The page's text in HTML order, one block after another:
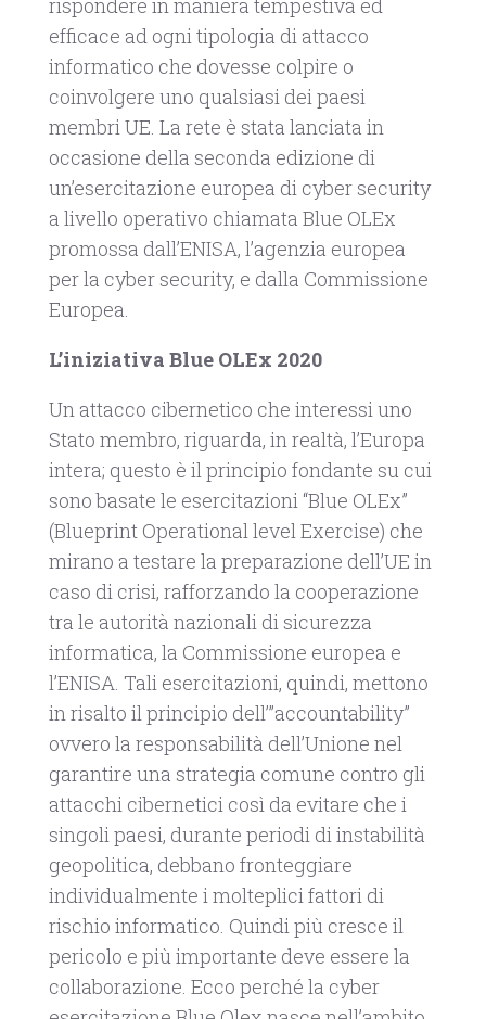
rispondere in maniera tempestiva ed
efficace ad ogni tipologia di attacco
informatico che dovesse colpire o
coinvolgere uno qualsiasi dei paesi
membri UE. La rete è stata lanciata in
occasione della seconda edizione di
un’esercitazione europea di cyber security
a livello operativo chiamata Blue OLEx
promossa dall’ENISA, l’agenzia europea
per la cyber security, e dalla Commissione
Europea.
L’iniziativa Blue OLEx 2020
Un attacco cibernetico che interessi uno
Stato membro, riguarda, in realtà, l’Europa
intera; questo è il principio fondante su cui
sono basate le esercitazioni “Blue OLEx”
(Blueprint Operational level Exercise) che
mirano a testare la preparazione dell’UE in
caso di crisi, rafforzando la cooperazione
tra le autorità nazionali di sicurezza
informatica, la Commissione europea e
l’ENISA. Tali esercitazioni, quindi, mettono
in risalto il principio dell’”accountability”
ovvero la responsabilità dell’Unione nel
garantire una strategia comune contro gli
attacchi cibernetici così da evitare che i
singoli paesi, durante periodi di instabilità
geopolitica, debbano fronteggiare
individualmente i molteplici fattori di
rischio informatico. Quindi più cresce il
pericolo e più importante deve essere la
collaborazione. Ecco perché la cyber